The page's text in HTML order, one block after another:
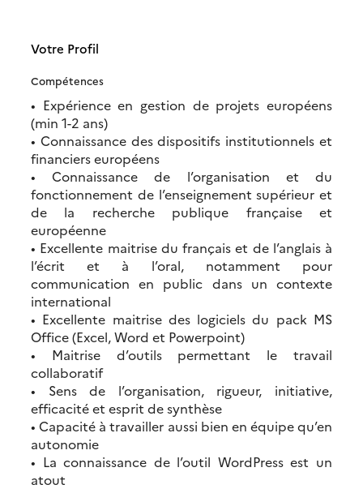
Votre Profil
Compétences
• Expérience en gestion de projets européens
(min 1-2 ans)
• Connaissance des dispositifs institutionnels et
financiers européens
• Connaissance de l’organisation et du
fonctionnement de l’enseignement supérieur et
de la recherche publique française et
européenne
• Excellente maitrise du français et de l’anglais à
l’écrit et à l’oral, notamment pour
communication en public dans un contexte
international
• Excellente maitrise des logiciels du pack MS
Office (Excel, Word et Powerpoint)
• Maitrise d’outils permettant le travail
collaboratif
• Sens de l’organisation, rigueur, initiative,
efficacité et esprit de synthèse
• Capacité à travailler aussi bien en équipe qu’en
autonomie
• La connaissance de l’outil WordPress est un
atout